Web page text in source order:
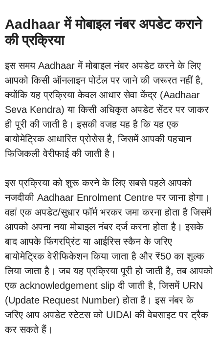
Aadhaar में मोबाइल नंबर अपडेट कराने
की प्रक्रिया
इस समय Aadhaar में मोबाइल नंबर अपडेट करने के लिए
आपको किसी ऑनलाइन पोर्टल पर जाने की जरूरत नहीं है,
क्योंकि यह प्रक्रिया केवल आधार सेवा केंद्र (Aadhaar
Seva Kendra) या किसी अधिकृत अपडेट सेंटर पर जाकर
ही पूरी की जाती है। इसकी वजह यह है कि यह एक
बायोमेट्रिक आधारित प्रोसेस है, जिसमें आपकी पहचान
फिजिकली वेरीफाई की जाती है।
इस प्रक्रिया को शुरू करने के लिए सबसे पहले आपको
नजदीकी Aadhaar Enrolment Centre पर जाना होगा।
वहां एक अपडेट/सुधार फॉर्म भरकर जमा करना होता है जिसमें
आपको अपना नया मोबाइल नंबर दर्ज करना होता है। इसके
बाद आपके फिंगरप्रिंट या आईरिस स्कैन के जरिए
बायोमेट्रिक वेरीफिकेशन किया जाता है और ₹50 का शुल्क
लिया जाता है। जब यह प्रक्रिया पूरी हो जाती है, तब आपको
एक acknowledgement slip दी जाती है, जिसमें URN
(Update Request Number) होता है। इस नंबर के
जरिए आप अपडेट स्टेटस को UIDAI की वेबसाइट पर ट्रैक
कर सकते हैं।